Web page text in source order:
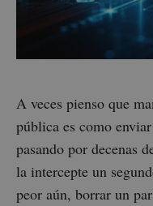
A veces pienso que
pública es como
pasando por decenas
la intercepte un
peor aún, borrar un